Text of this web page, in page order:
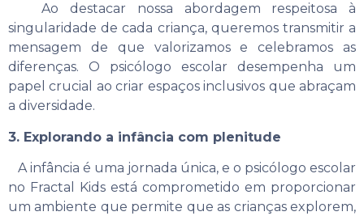
Ao destacar nossa abordagem respeitosa à
singularidade de cada criança, queremos transmitir a
mensagem de que valorizamos e celebramos as
diferenças. O psicólogo escolar desempenha um
papel crucial ao criar espaços inclusivos que abraçam
a diversidade.
3. Explorando a infância com plenitude
A infância é uma jornada única, e o psicólogo escolar
no Fractal Kids está comprometido em proporcionar
um ambiente que permite que as crianças explorem,